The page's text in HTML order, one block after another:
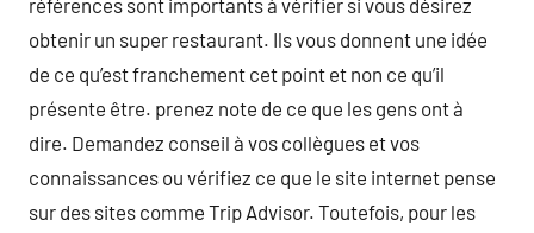
références sont importants à vérifier si vous désirez
obtenir un super restaurant. Ils vous donnent une idée
de ce qu’est franchement cet point et non ce qu’il
présente être. prenez note de ce que les gens ont à
dire. Demandez conseil à vos collègues et vos
connaissances ou vérifiez ce que le site internet pense
sur des sites comme Trip Advisor. Toutefois, pour les